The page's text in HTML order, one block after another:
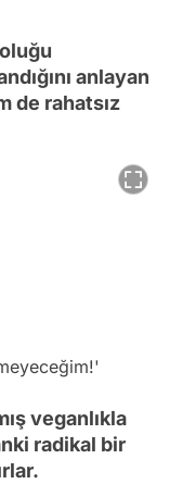
anlayan
de rahatsız
veganlıkla
radikal bir